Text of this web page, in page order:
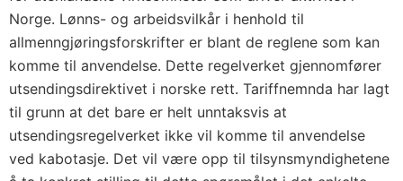
Norge. Lønns- og arbeidsvilkår i henhold til
allmenngjøringsforskrifter er blant de reglene som kan
komme til anvendelse. Dette regelverket gjennomfører
utsendingsdirektivet i norske rett. Tariffnemnda har lagt
til grunn at det bare er helt unntaksvis at
utsendingsregelverket ikke vil komme til anvendelse
ved kabotasje. Det vil være opp til tilsynsmyndighetene